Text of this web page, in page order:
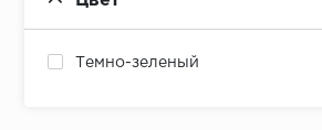
Темно-зеленый